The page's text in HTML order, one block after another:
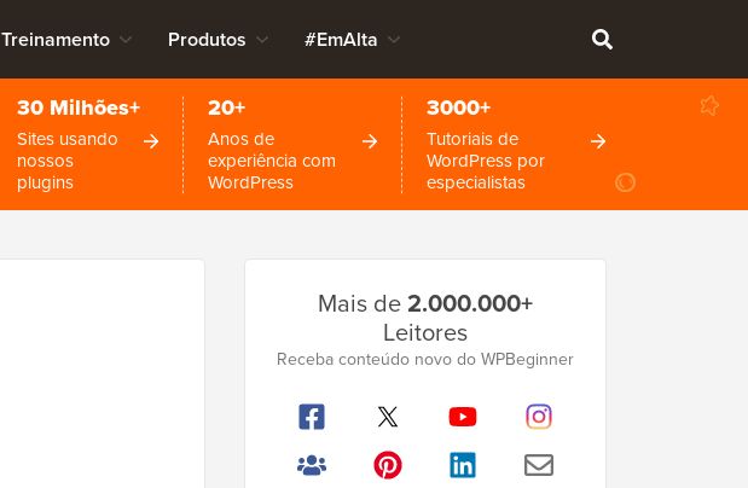
Treinamento Produtos #EmAlta
30 Milhões+
Sites usando
nossos
plugins
20+
Anos de
experiência com
WordPress
3000+
Tutoriais de
WordPress por
especialistas
Lateral
Principal
Mais de2.000.000+
Leitores
Receba conteúdo novo do WPBeginner